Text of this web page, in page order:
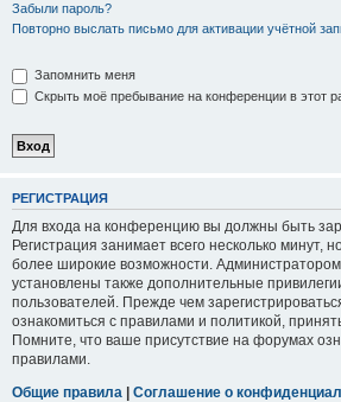
Забыли пароль?
Повторно выслать письмо для активации учётной
Запомнить меня
Скрыть моё пребывание на конференции в этот
РЕГИСТРАЦИЯ
Для входа на конференцию вы должны быть
Регистрация занимает всего несколько минут,
более широкие возможности.
установлены также дополнительные
пользователей. Прежде чем
ознакомиться с правилами и политикой,
Помните, что ваше присутствие на форумах
правилами.
Общие правила | Соглашение о